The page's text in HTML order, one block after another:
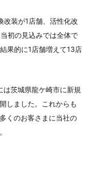
改装が1店舗、活性化改
初の見込みでは全体で
果的に1店舗増えて13店
は茨城県龍ケ崎市に新規
しました。これからも
くのお客さまに当社の